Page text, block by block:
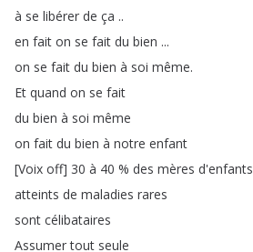
à se libérer de ça ..
en fait on se fait du bien ...
on se fait du bien à soi même.
Et quand on se fait
du bien à soi même
on fait du bien à notre enfant
[Voix off] 30 à 40 % des mères d'enfants
atteints de maladies rares
sont célibataires
Assumer tout seule